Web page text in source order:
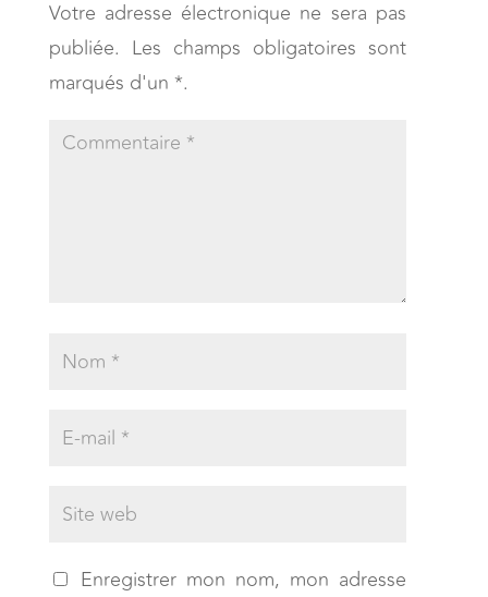
Votre adresse électronique ne sera pas
publiée. Les champs obligatoires sont
marqués d'un *.
Enregistrer mon nom, mon adresse